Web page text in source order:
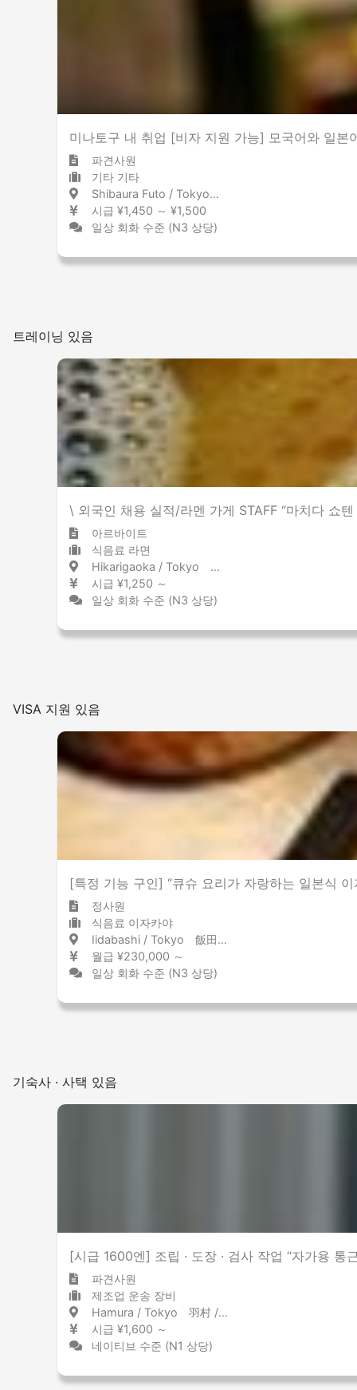
미나토구 내 취업 [비자 지원 가능] 모국어와 일본
파견사원
기타 기타
Shibaura Futo / Tokyo 芝浦ふ頭 / 東京都
시급 ¥1,450 ～ ¥1,500
일상 회화 수준 (N3 상당)
트레이닝 있음
\ 외국인 채용 실적/라멘 가게 STAFF “마치다 쇼
아르바이트
식음료 라면
Hikarigaoka / Tokyo 光が丘 / 東京都
시급 ¥1,250 ～
일상 회화 수준 (N3 상당)
VISA 지원 있음
[특정 기능 구인] “큐슈 요리가 자랑하는 일본식
정사원
식음료 이자카야
Iidabashi / Tokyo 飯田橋 / 東京都
월급 ¥230,000 ～
일상 회화 수준 (N3 상당)
기숙사 · 사택 있음
[시급 1600엔] 조립 · 도장 · 검사 작업 “자가용
파견사원
제조업 운송 장비
Hamura / Tokyo 羽村 / 東京都
시급 ¥1,600 ～
네이티브 수준 (N1 상당)